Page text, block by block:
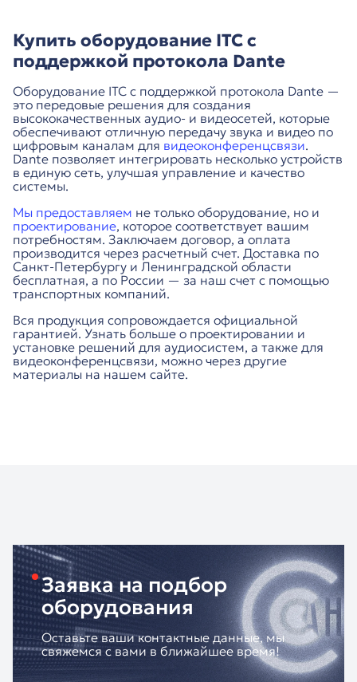
Купить оборудование ITC с
поддержкой протокола Dante
Оборудование ITC с поддержкой протокола Dante —
это передовые решения для создания
высококачественных аудио- и видеосетей, которые
обеспечивают отличную передачу звука и видео по
цифровым каналам для видеоконференцсвязи.
Dante позволяет интегрировать несколько устройств
в единую сеть, улучшая управление и качество
системы.
Мы предоставляем не только оборудование, но и
проектирование, которое соответствует вашим
потребностям. Заключаем договор, а оплата
производится через расчетный счет. Доставка по
Санкт-Петербургу и Ленинградской области
бесплатная, а по России — за наш счет с помощью
транспортных компаний.
Вся продукция сопровождается официальной
гарантией. Узнать больше о проектировании и
установке решений для аудиосистем, а также для
видеоконференцсвязи, можно через другие
материалы на нашем сайте.
Заявка на подбор
оборудования
Оставьте ваши контактные данные, мы
свяжемся с вами в ближайшее время!